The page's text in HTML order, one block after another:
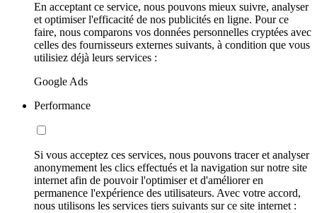
En acceptant ce service, nous pouvons mieux suivre, analyser
et optimiser l'efficacité de nos publicités en ligne. Pour ce
faire, nous comparons vos données personnelles cryptées avec
celles des fournisseurs externes suivants, à condition que vous
utilisiez déjà leurs services :
Google Ads
Performance
Si vous acceptez ces services, nous pouvons tracer et analyser
anonymement les clics effectués et la navigation sur notre site
internet afin de pouvoir l'optimiser et d'améliorer en
permanence l'expérience des utilisateurs. Avec votre accord,
nous utilisons les services tiers suivants sur ce site internet :